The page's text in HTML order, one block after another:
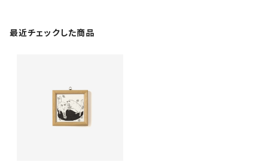
最近チェックした商品